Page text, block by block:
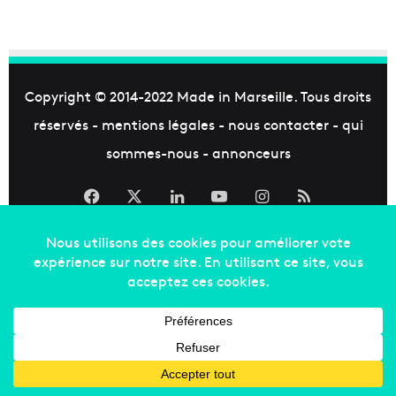
Copyright © 2014-2022 Made in Marseille. Tous droits
réservés - mentions légales- nous contacter- qui
sommes-nous- annonceurs
Facebook LinkedinYouTubeInstagram